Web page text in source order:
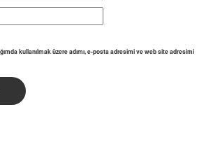
kullanılmak üzere adımı, e-posta adresimi ve web site adresimi